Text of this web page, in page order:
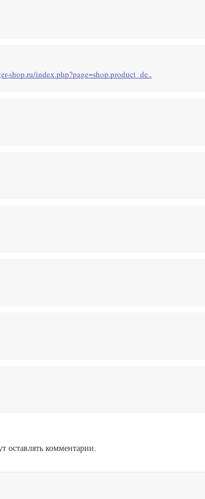
shop.ru/index.php?page=shop.product_de..
оставлять комментарии.